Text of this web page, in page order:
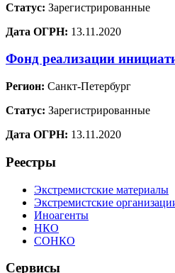
Статус: Зарегистрированные
Дата ОГРН: 13.11.2020
Фонд реализации
Регион: Санкт-Петербург
Статус: Зарегистрированные
Дата ОГРН: 13.11.2020
Реестры
Экстремистские материалы
Экстремистские
Иноагенты
НКО
СОНКО
Сервисы